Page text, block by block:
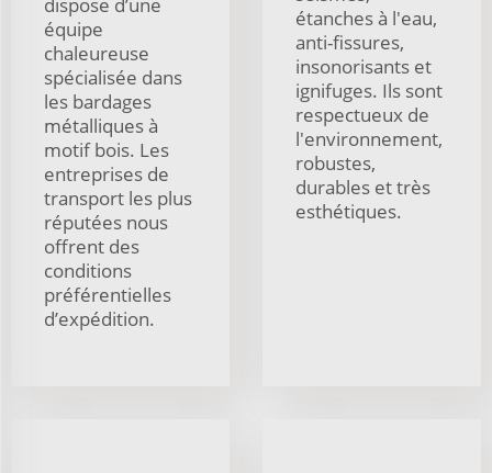
dispose d’une
équipe
chaleureuse
spécialisée dans
les bardages
métalliques à
motif bois. Les
entreprises de
transport les plus
réputées nous
offrent des
conditions
préférentielles
d’expédition.
étanches à l'eau,
anti-fissures,
insonorisants et
ignifuges. Ils sont
respectueux de
l'environnement,
robustes,
durables et très
esthétiques.